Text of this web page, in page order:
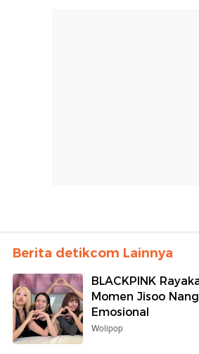
Berita detikcom Lainnya
BLACKPINK
Momen Jisoo
Emosional
Wolipop